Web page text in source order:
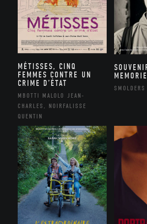
MÉTISSES, CINQ
FEMMES CONTRE UN
CRIME D’ÉTAT
MBOTTI MALOLO JEAN-
CHARLES, NOIRFALISSE
QUENTIN